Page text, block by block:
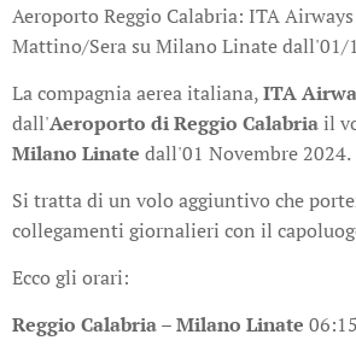
Aeroporto Reggio Calabria: ITA
Mattino/Sera su Milano Linate dall'01/
La compagnia aerea italiana,ITA
dall'Aeroporto di Reggio Calabriail
Milano Linate dall'01 Novembre 2024.
Si tratta di un volo aggiuntivo che
collegamenti giornalieri con il
Ecco gli orari:
Reggio Calabria – Milano Linate